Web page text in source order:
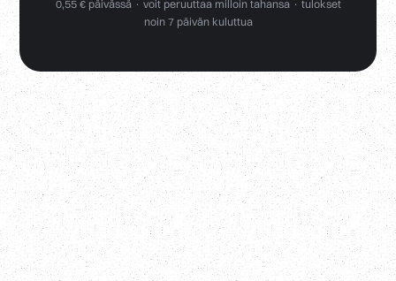
0,55 € päivässä · voit peruuttaa milloin tahansa · tulokset
noin 7 päivän kuluttua